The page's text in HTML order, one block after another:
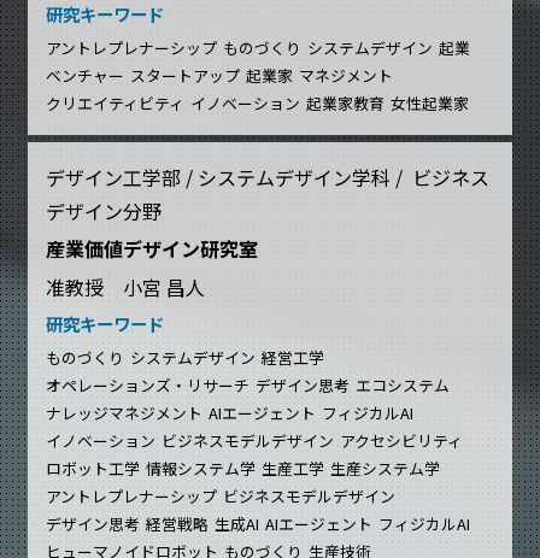
研究キーワード
アントレプレナーシップ ものづくり システムデザイン 起業
ベンチャー スタートアップ 起業家 マネジメント
クリエイティビティ イノベーション 起業家教育 女性起業家
デザイン工学部 / システムデザイン学科 / ビジネス
デザイン分野
産業価値デザイン研究室
准教授 小宮 昌人
研究キーワード
ものづくり システムデザイン 経営工学
オペレーションズ・リサーチ デザイン思考 エコシステム
ナレッジマネジメント AIエージェント フィジカルAI
イノベーション ビジネスモデルデザイン アクセシビリティ
ロボット工学 情報システム学 生産工学 生産システム学
アントレプレナーシップ ビジネスモデルデザイン
デザイン思考 経営戦略 生成AI AIエージェント フィジカルAI
ヒューマノイドロボット ものづくり 生産技術